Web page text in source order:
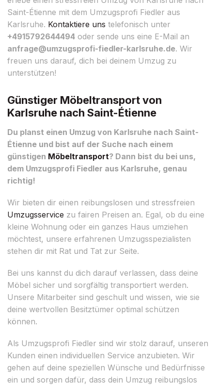
Saint-Étienne mit dem Umzugsprofi Fiedler aus
Karlsruhe. Kontaktiere uns telefonisch unter
+4915792644494 oder sende uns eine E-Mail an
anfrage@umzugsprofi-fiedler-karlsruhe.de. Wir
freuen uns darauf, dich bei deinem Umzug zu
unterstützen!
Günstiger Möbeltransport von
Karlsruhe nach Saint-Étienne
Du planst einen Umzug von Karlsruhe nach Saint-
Étienne und bist auf der Suche nach einem
günstigen Möbeltransport? Dann bist du bei uns,
dem Umzugsprofi Fiedler aus Karlsruhe, genau
richtig!
Wir bieten dir einen reibungslosen und stressfreien
Umzugsservice zu fairen Preisen an. Egal, ob du eine
kleine Wohnung oder ein ganzes Haus umziehen
möchtest, unsere erfahrenen Umzugsspezialisten
stehen dir mit Rat und Tat zur Seite.
Bei uns kannst du dich darauf verlassen, dass deine
Möbel sicher und sorgfältig transportiert werden.
Unsere Mitarbeiter sind geschult und wissen, wie sie
deine wertvollen Besitztümer optimal schützen
können.
Als Umzugsprofi Fiedler sind wir stolz darauf, unseren
Kunden einen individuellen Service anzubieten. Wir
gehen auf deine speziellen Wünsche und Bedürfnisse
ein und sorgen dafür, dass dein Umzug reibungslos